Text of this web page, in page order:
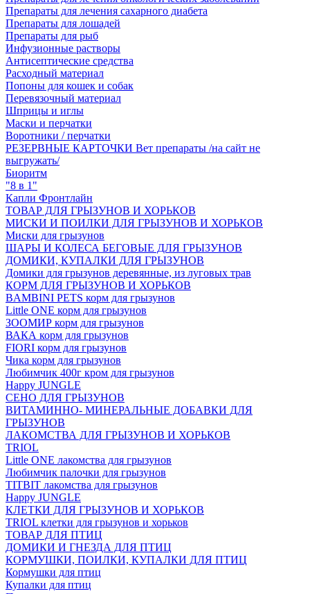
Препараты для лечения сахарного диабета
Препараты для лошадей
Препараты для рыб
Инфузионные растворы
Антисептические средства
Расходный материал
Попоны для кошек и собак
Перевязочный материал
Шприцы и иглы
Маски и перчатки
Воротники / перчатки
РЕЗЕРВНЫЕ КАРТОЧКИ Вет препараты /на сайт не
выгружать/
Биоритм
"8 в 1"
Капли Фронтлайн
ТОВАР ДЛЯ ГРЫЗУНОВ И ХОРЬКОВ
МИСКИ И ПОИЛКИ ДЛЯ ГРЫЗУНОВ И ХОРЬКОВ
Миски для грызунов
ШАРЫ И КОЛЕСА БЕГОВЫЕ ДЛЯ ГРЫЗУНОВ
ДОМИКИ, КУПАЛКИ ДЛЯ ГРЫЗУНОВ
Домики для грызунов деревянные, из луговых трав
КОРМ ДЛЯ ГРЫЗУНОВ И ХОРЬКОВ
BAMBINI PETS корм для грызунов
Little ONE корм для грызунов
ЗООМИР корм для грызунов
ВАКА корм для грызунов
FIORI корм для грызунов
Чика корм для грызунов
Любимчик 400г кром для грызунов
Happy JUNGLE
СЕНО ДЛЯ ГРЫЗУНОВ
ВИТАМИННО- МИНЕРАЛЬНЫЕ ДОБАВКИ ДЛЯ
ГРЫЗУНОВ
ЛАКОМСТВА ДЛЯ ГРЫЗУНОВ И ХОРЬКОВ
TRIOL
Little ONE лакомства для грызунов
Любимчик палочки для грызунов
TITBIT лакомства для грызунов
Happy JUNGLE
КЛЕТКИ ДЛЯ ГРЫЗУНОВ И ХОРЬКОВ
TRIOL клетки для грызунов и хорьков
ТОВАР ДЛЯ ПТИЦ
ДОМИКИ И ГНЕЗДА ДЛЯ ПТИЦ
КОРМУШКИ, ПОИЛКИ, КУПАЛКИ ДЛЯ ПТИЦ
Кормушки для птиц
Купалки для птиц